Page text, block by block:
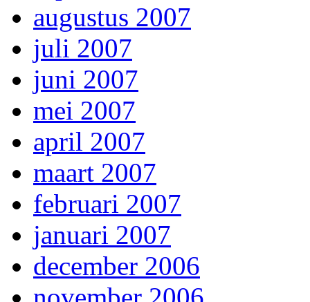
augustus 2007
juli 2007
juni 2007
mei 2007
april 2007
maart 2007
februari 2007
januari 2007
december 2006